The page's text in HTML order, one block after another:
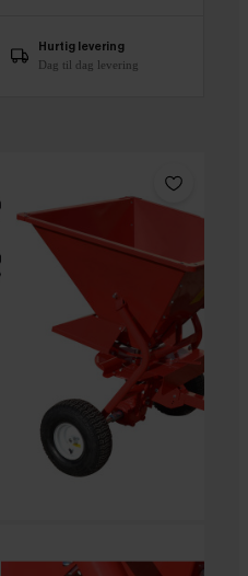
Hurtig levering
Dag til dag levering